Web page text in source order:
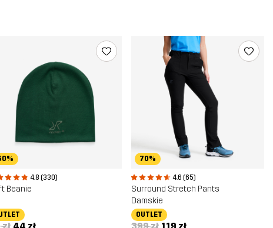
4.8 (330)
Beanie
70%
4.6 (65)
Surround Stretch Pants
Damskie
OUTLET